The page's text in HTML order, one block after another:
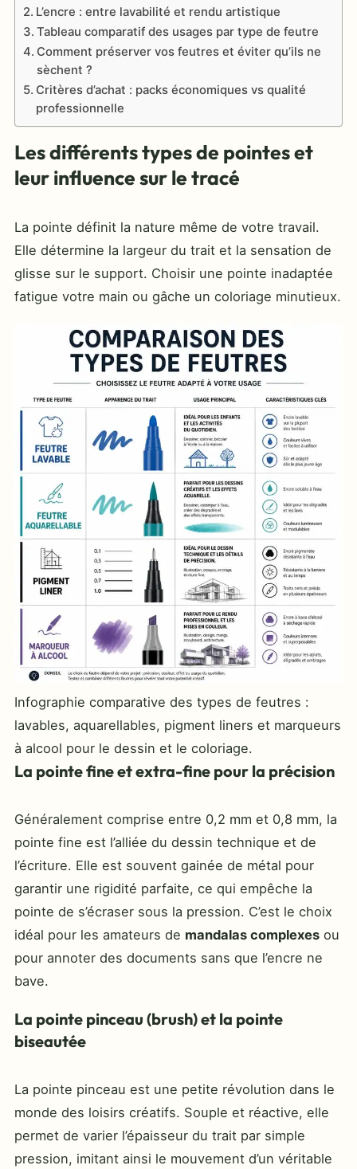
L’encre : entre lavabilité et rendu artistique
Tableau comparatif des usages par type de feutre
Comment préserver vos feutres et éviter qu’ils ne
sèchent ?
Critères d’achat : packs économiques vs qualité
professionnelle
Les différents types de pointes et
leur influence sur le tracé
La pointe définit la nature même de votre travail.
Elle détermine la largeur du trait et la sensation de
glisse sur le support. Choisir une pointe inadaptée
fatigue votre main ou gâche un coloriage minutieux.
Infographie comparative des types de feutres :
lavables, aquarellables, pigment liners et marqueurs
à alcool pour le dessin et le coloriage.
La pointe fine et extra-fine pour la précision
Généralement comprise entre 0,2 mm et 0,8 mm, la
pointe fine est l’alliée du dessin technique et de
l’écriture. Elle est souvent gainée de métal pour
garantir une rigidité parfaite, ce qui empêche la
pointe de s’écraser sous la pression. C’est le choix
idéal pour les amateurs de mandalas complexes ou
pour annoter des documents sans que l’encre ne
bave.
La pointe pinceau (brush) et la pointe
biseautée
La pointe pinceau est une petite révolution dans le
monde des loisirs créatifs. Souple et réactive, elle
permet de varier l’épaisseur du trait par simple
pression, imitant ainsi le mouvement d’un véritable